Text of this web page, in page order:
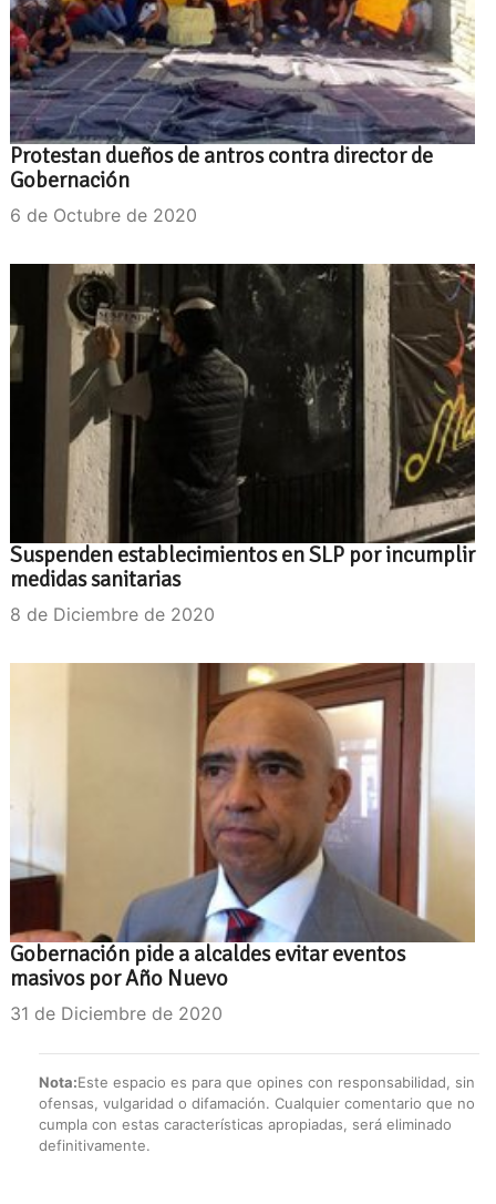
Protestan dueños de antros contra director de
Gobernación
6 de Octubre de 2020
Suspenden establecimientos en SLP por incumplir
medidas sanitarias
8 de Diciembre de 2020
Gobernación pide a alcaldes evitar eventos
masivos por Año Nuevo
31 de Diciembre de 2020
Nota:Este espacio es para que opines con responsabilidad, sin
ofensas, vulgaridad o difamación. Cualquier comentario que no
cumpla con estas características apropiadas, será eliminado
definitivamente.